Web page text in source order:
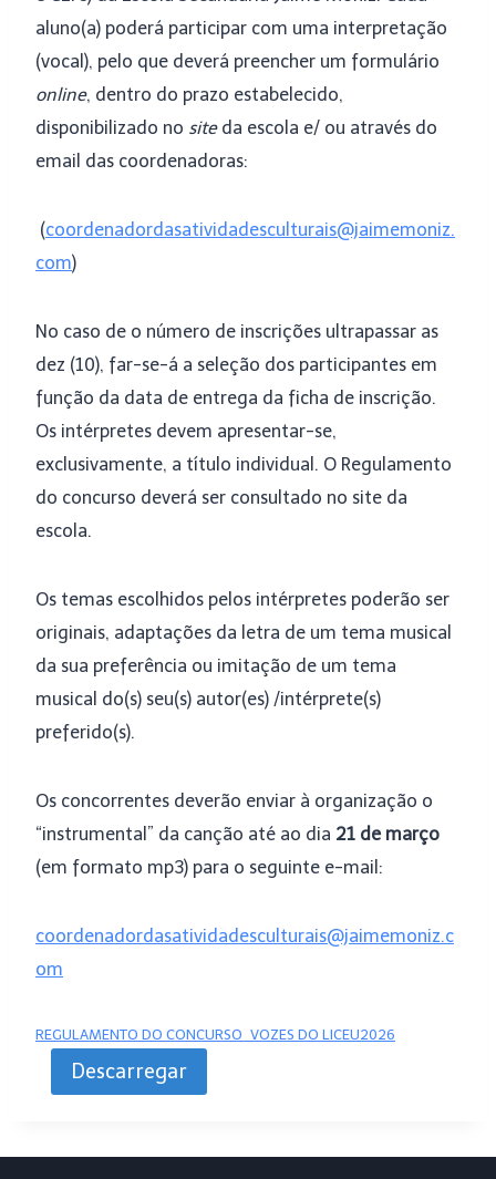
aluno(a) poderá participar com uma interpretação
(vocal), pelo que deverá preencher um formulário
online, dentro do prazo estabelecido,
disponibilizado no site da escola e/ ou através do
email das coordenadoras:
(coordenadordasatividadesculturais@jaimemoniz.
com)
No caso de o número de inscrições ultrapassar as
dez (10), far-se-á a seleção dos participantes em
função da data de entrega da ficha de inscrição.
Os intérpretes devem apresentar-se,
exclusivamente, a título individual. O Regulamento
do concurso deverá ser consultado no site da
escola.
Os temas escolhidos pelos intérpretes poderão ser
originais, adaptações da letra de um tema musical
da sua preferência ou imitação de um tema
musical do(s) seu(s) autor(es) /intérprete(s)
preferido(s).
Os concorrentes deverão enviar à organização o
“instrumental” da canção até ao dia 21 de março
(em formato mp3) para o seguinte e-mail:
coordenadordasatividadesculturais@jaimemoniz.c
om
REGULAMENTO DO CONCURSO_VOZES DO LICEU2026
Descarregar